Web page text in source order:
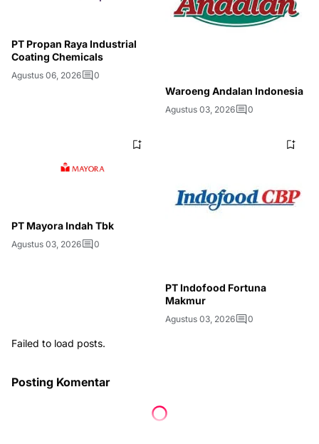
PT Propan Raya Industrial
Coating Chemicals
Agustus 06, 2026 0
Waroeng Andalan Indonesia
Agustus 03, 2026 0
PT Mayora Indah Tbk
Agustus 03, 2026 0
PT Indofood Fortuna
Makmur
Agustus 03, 2026 0
Failed to load posts.
Posting Komentar